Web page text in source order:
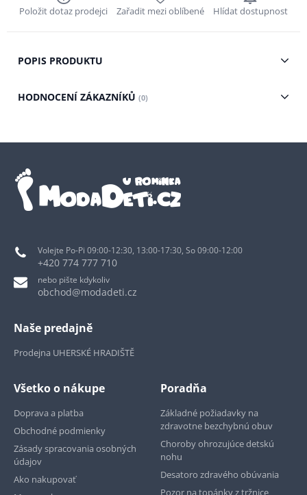
Položit dotaz prodejci Zařadit mezi oblíbené Hlídat dostupnost
POPIS PRODUKTU
HODNOCENÍ ZÁKAZNÍKŮ (0)
Volejte Po-Pi 09:00-12:30, 13:00-17:30, So 09:00-12:00
+420 774 777 710
nebo pište kdykoliv
obchod@modadeti.cz
Naše predajně
Prodejna UHERSKÉ HRADIŠTĚ
Všetko o nákupe
Doprava a platba
Obchodné podmienky
Zásady spracovania osobných
údajov
Ako nakupovať
Poradňa
Základné požiadavky na
zdravotne bezchybnú obuv
Choroby ohrozujúce detskú
nohu
Desatoro zdravého obúvania
Pozor na topánky z tržnice